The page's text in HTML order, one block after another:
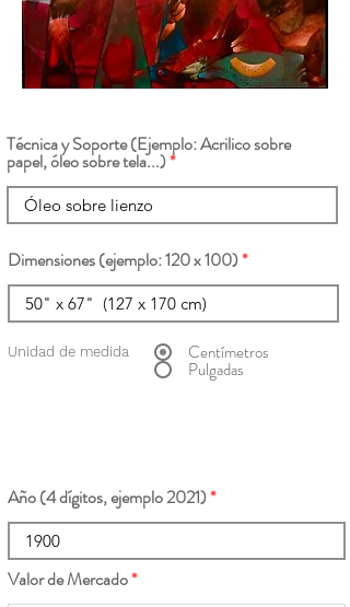
Técnica y Soporte (Ejemplo: Acrilico sobre
papel, óleo sobre tela...)
Dimensiones (ejemplo: 120 x 100)
Unidad de medida Centímetros
Pulgadas
Año (4 dígitos, ejemplo 2021)
Valor de Mercado